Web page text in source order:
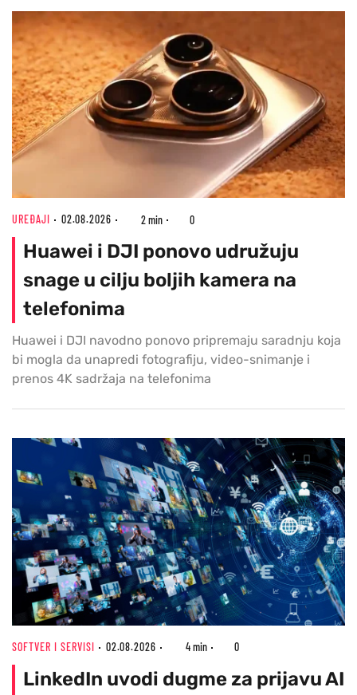
UREĐAJI 02.08.2026 2 min 0
Huawei i DJI ponovo udružuju
snage u cilju boljih kamera na
telefonima
Huawei i DJI navodno ponovo pripremaju saradnju koja
bi mogla da unapredi fotografiju, video-snimanje i
prenos 4K sadržaja na telefonima
SOFTVER I SERVISI 02.08.2026 4 min 0
LinkedIn uvodi dugme za prijavu AI